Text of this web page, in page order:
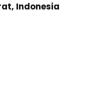
Indonesia